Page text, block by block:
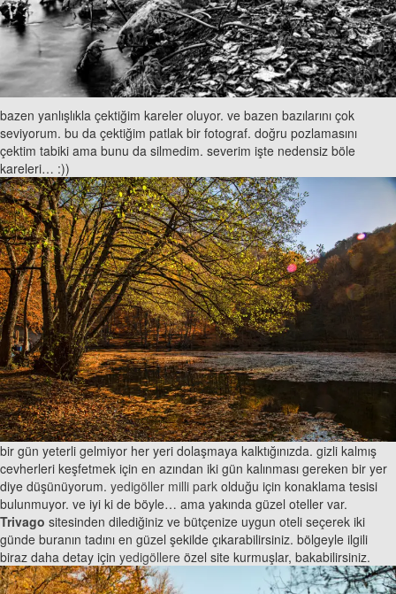
bazen yanlışlıkla çektiğim kareler oluyor. ve bazen bazılarını çok
seviyorum. bu da çektiğim patlak bir fotograf. doğru pozlamasını
çektim tabiki ama bunu da silmedim. severim işte nedensiz böle
kareleri… :))
bir gün yeterli gelmiyor her yeri dolaşmaya kalktığınızda. gizli kalmış
cevherleri keşfetmek için en azından iki gün kalınması gereken bir yer
diye düşünüyorum. yedigöller milli park olduğu için konaklama tesisi
bulunmuyor. ve iyi ki de böyle… ama yakında güzel oteller var.
Trivago sitesinden dilediğiniz ve bütçenize uygun oteli seçerek iki
günde buranın tadını en güzel şekilde çıkarabilirsiniz. bölgeyle ilgili
biraz daha detay için yedigöllere özel site kurmuşlar, bakabilirsiniz.